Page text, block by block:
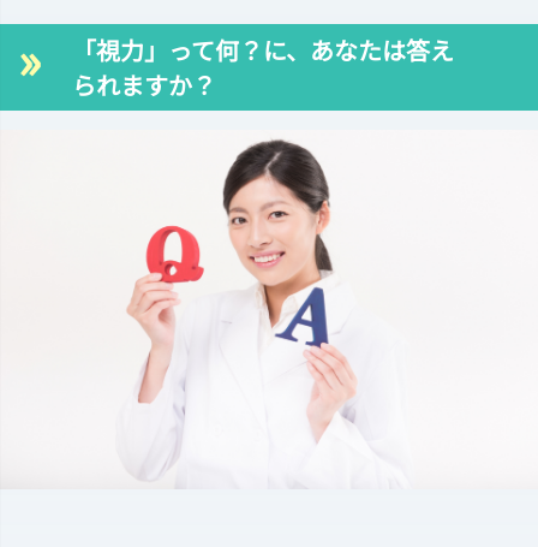
「視力」って何？に、あなたは答え
られますか？